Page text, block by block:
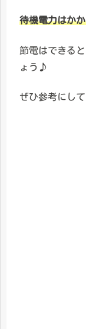
待機電力はか
節電はできる
ょう♪
ぜひ参考にし